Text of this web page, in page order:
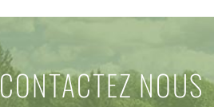
CONTACTEZ NOUS